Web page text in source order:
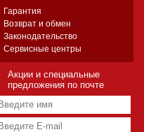
Гарантия
Возврат и обмен
Законодательство
Сервисные центры
Акции и специальные
предложения по почте